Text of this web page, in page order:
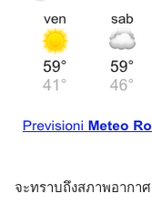
จะทราบถึงสภาพอากา